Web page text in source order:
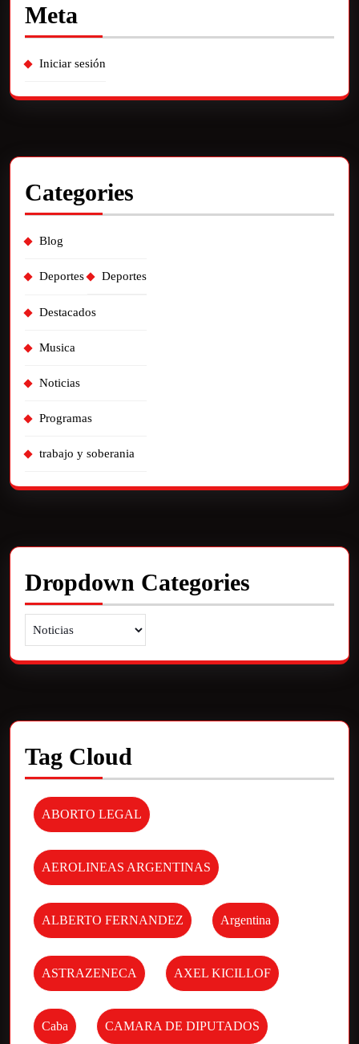
Meta
Iniciar sesión
Categories
Blog
Deportes Deportes
Destacados
Musica
Noticias
Programas
trabajo y soberania
Dropdown Categories
Tag Cloud
ABORTO LEGAL
AEROLINEAS ARGENTINAS
ALBERTO FERNANDEZ Argentina
ASTRAZENECA AXEL KICILLOF
Caba CAMARA DE DIPUTADOS